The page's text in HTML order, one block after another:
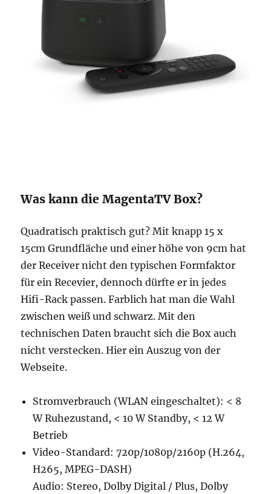
Was kann die MagentaTV Box?
Quadratisch praktisch gut? Mit knapp 15 x
15cm Grundfläche und einer höhe von 9cm hat
der Receiver nicht den typischen Formfaktor
für ein Recevier, dennoch dürfte er in jedes
Hifi-Rack passen. Farblich hat man die Wahl
zwischen weiß und schwarz. Mit den
technischen Daten braucht sich die Box auch
nicht verstecken. Hier ein Auszug von der
Webseite.
Stromverbrauch (WLAN eingeschaltet): < 8
W Ruhezustand, < 10 W Standby, < 12 W
Betrieb
Video-Standard: 720p/1080p/2160p (H.264,
H265, MPEG-DASH)
Audio: Stereo, Dolby Digital / Plus, Dolby